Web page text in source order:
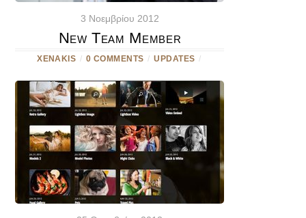
3 Νοεμβρίου 2012
New Team Member
XENAKIS / 0 COMMENTS / UPDATES /